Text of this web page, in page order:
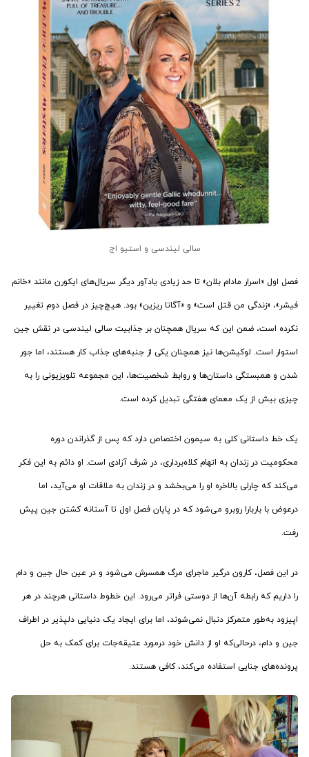
سالی لیندسی و استیو اج
فصل اول «اسرار مادام بلان» تا حد زیادی یادآور دیگر سریال‌های ایکورن مانند «خانم
فیشر»، «زندگی من قتل است» و «آگاتا ریزین» بود. هیچ‌چیز در فصل دوم تغییر
نکرده است، ضمن این که سریال همچنان بر جذابیت سالی لیندسی در نقش جین
استوار است. لوکیشن‌ها نیز همچنان یکی از جنبه‌های جذاب کار هستند، اما جور
شدن و همبستگی داستان‌ها و روابط شخصیت‌ها، این مجموعه تلویزیونی را به
چیزی بیش از یک معمای هفتگی تبدیل کرده است.
یک خط داستانی کلی به سیمون اختصاص دارد که پس از گذراندن دوره
محکومیت در زندان به اتهام کلاه‌برداری، در شرف آزادی است. او دائم به این فکر
می‌کند که چارلی بالاخره او را می‌بخشد و در زندان به ملاقات او می‌آید، اما
درعوض با باربارا روبرو می‌شود که در پایان فصل اول تا آستانه کشتن جین پیش
رفت.
در این فصل، کارون درگیر ماجرای مرگ همسرش می‌شود و در عین حال جین و دام
را داریم که رابطه آن‌ها از دوستی فراتر می‌رود. این خطوط داستانی هرچند در هر
اپیزود به‌طور متمرکز دنبال نمی‌شوند، اما برای ایجاد یک دنیایی دلپذیر در اطراف
جین و دام، درحالی‌که او از دانش خود درمورد عتیقه‌جات برای کمک به حل
پرونده‌های جنایی استفاده می‌کند، کافی هستند.